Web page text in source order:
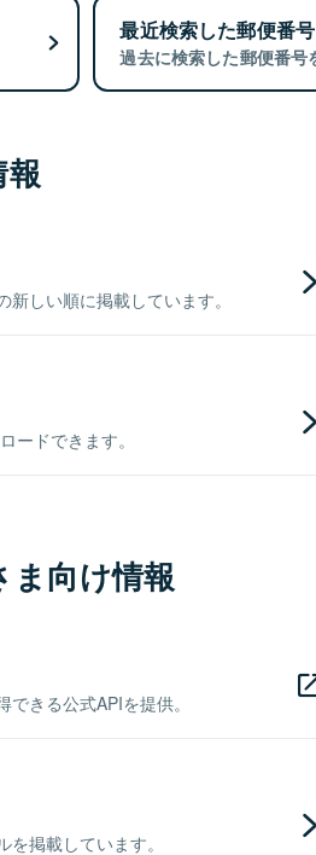
最近検索した郵便番号
過去に検索した郵便番号
しい順に掲載しています。
ードできます。
ま向け情報
きる公式APIを提供。
掲載しています。